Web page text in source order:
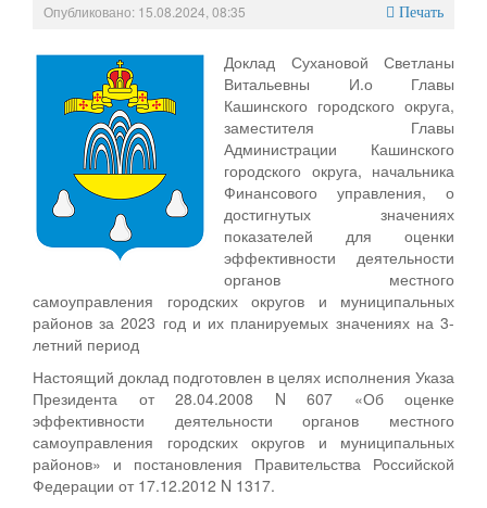
Опубликовано: 15.08.2024, 08:35 Печать
Доклад Сухановой Светланы
Витальевны И.о Главы
Кашинского городского округа,
заместителя Главы
Администрации Кашинского
городского округа, начальника
Финансового управления, о
достигнутых значениях
показателей для оценки
эффективности деятельности
органов местного
самоуправления городских округов и муниципальных
районов за 2023 год и их планируемых значениях на 3-
летний период
Настоящий доклад подготовлен в целях исполнения Указа
Президента от 28.04.2008 N 607 «Об оценке
эффективности деятельности органов местного
самоуправления городских округов и муниципальных
районов» и постановления Правительства Российской
Федерации от 17.12.2012 N 1317.